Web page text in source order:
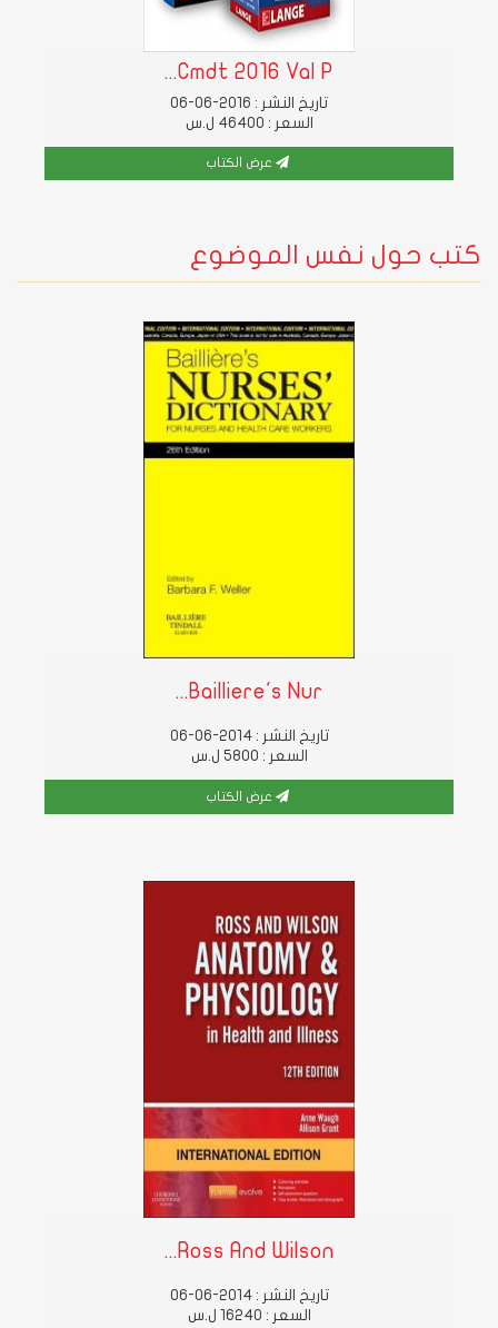
Cmdt 2016 Val P...
تاريخ النشر : 2016-06-06
السعر : 46400 ل.س
عرض الكتاب
كتب حول نفس الموضوع
Bailliere's Nur...
تاريخ النشر : 2014-06-06
السعر : 5800 ل.س
عرض الكتاب
Ross And Wilson...
تاريخ النشر : 2014-06-06
السعر : 16240 ل.س